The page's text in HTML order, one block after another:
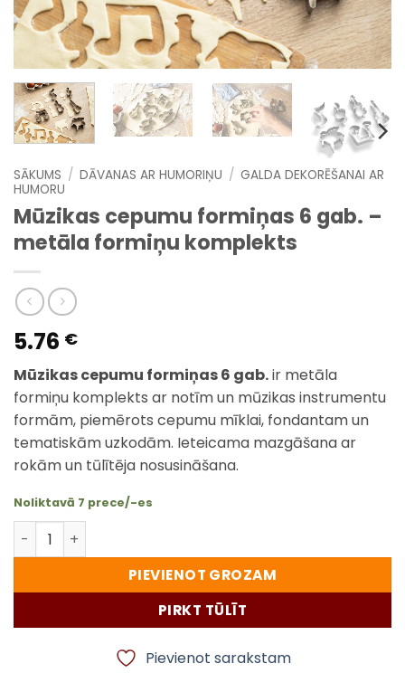
SĀKUMS / DĀVANAS AR HUMORIŅU / GALDA DEKORĒŠANAI AR
HUMORU
Mūzikas cepumu formiņas 6 gab. –
metāla formiņu komplekts
5.76 €
Mūzikas cepumu formiņas 6 gab.ir metāla
formiņu komplekts ar notīm un mūzikas instrumentu
formām, piemērots cepumu mīklai, fondantam un
tematiskām uzkodām. Ieteicama mazgāšana ar
rokām un tūlītēja nosusināšana.
Noliktavā 7 prece/-es
Mūzikas cepumu formiņas 6 gab. – metāla formiņu
PIEVIENOT GROZAM
PIRKT TŪLĪT
Pievienot sarakstam